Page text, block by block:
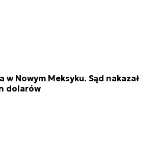
w Nowym Meksyku. Sąd nakazał
dolarów